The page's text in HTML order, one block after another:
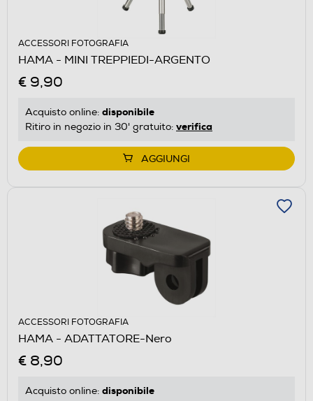
ACCESSORI FOTOGRAFIA
HAMA - MINI TREPPIEDI-ARGENTO
€ 9,90
Acquisto online: disponibile
Ritiro in negozio in 30' gratuito: verifica
AGGIUNGI
ACCESSORI FOTOGRAFIA
HAMA - ADATTATORE-Nero
€ 8,90
Acquisto online: disponibile